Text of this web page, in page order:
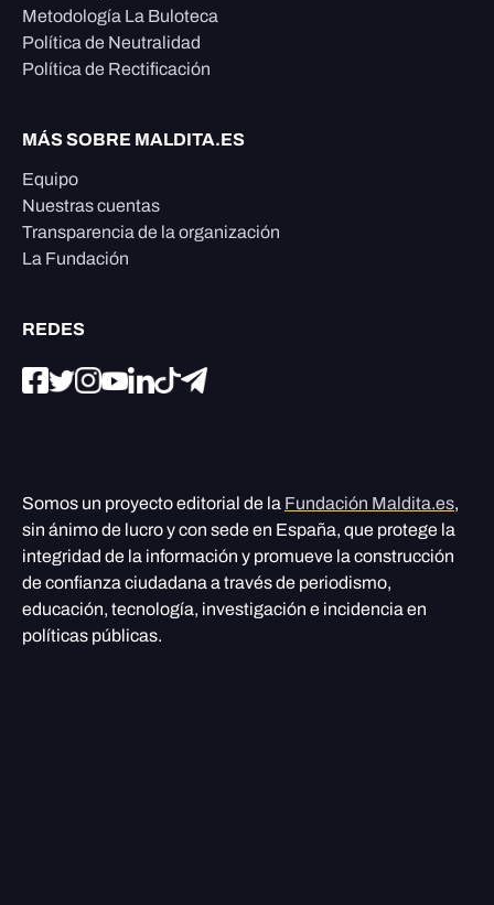
Metodología La Buloteca
Política de Neutralidad
Política de Rectificación
MÁS SOBRE MALDITA.ES
Equipo
Nuestras cuentas
Transparencia de la organización
La Fundación
REDES
Somos un proyecto editorial de la Fundación Maldita.es,
sin ánimo de lucro y con sede en España, que protege la
integridad de la información y promueve la construcción
de confianza ciudadana a través de periodismo,
educación, tecnología, investigación e incidencia en
políticas públicas.